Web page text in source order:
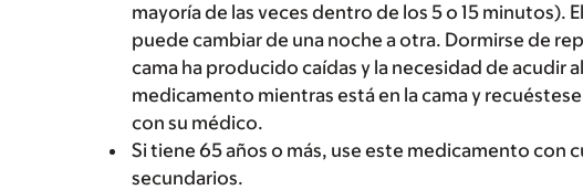
mayoría de las veces dentro de los 5 o 15 minutos).
puede cambiar de una noche a otra. Dormirse de
cama ha producido caídas y la necesidad de acudir
medicamento mientras está en la cama y
con su médico.
Si tiene 65 años o más, use este medicamento con
secundarios.